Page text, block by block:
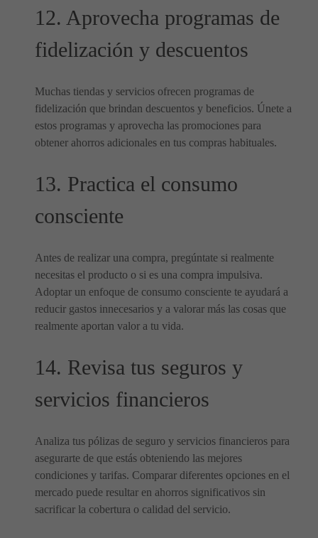
12. Aprovecha programas de
fidelización y descuentos
Muchas tiendas y servicios ofrecen programas de
fidelización que brindan descuentos y beneficios. Únete a
estos programas y aprovecha las promociones para
obtener ahorros adicionales en tus compras habituales.
13. Practica el consumo
consciente
Antes de realizar una compra, pregúntate si realmente
necesitas el producto o si es una compra impulsiva.
Adoptar un enfoque de consumo consciente te ayudará a
reducir gastos innecesarios y a valorar más las cosas que
realmente aportan valor a tu vida.
14. Revisa tus seguros y
servicios financieros
Analiza tus pólizas de seguro y servicios financieros para
asegurarte de que estás obteniendo las mejores
condiciones y tarifas. Comparar diferentes opciones en el
mercado puede resultar en ahorros significativos sin
sacrificar la cobertura o calidad del servicio.